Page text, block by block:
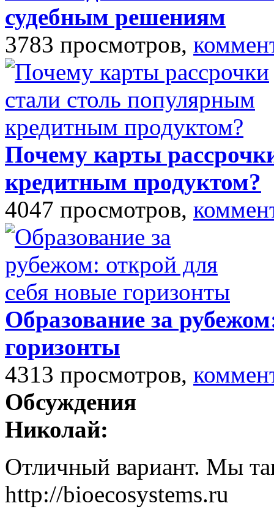
судебным решениям
3783 просмотров,
Почему карты
кредитным продуктом?
4047 просмотров,
Образование за
горизонты
4313 просмотров,
Обсуждения
Николай:
Отличный вариант. Мы
http://bioecosystems.ru